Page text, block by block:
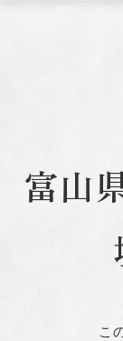
富山
こ